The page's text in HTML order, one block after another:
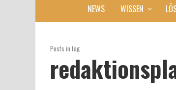
NEWS WISSEN
Posts in tag